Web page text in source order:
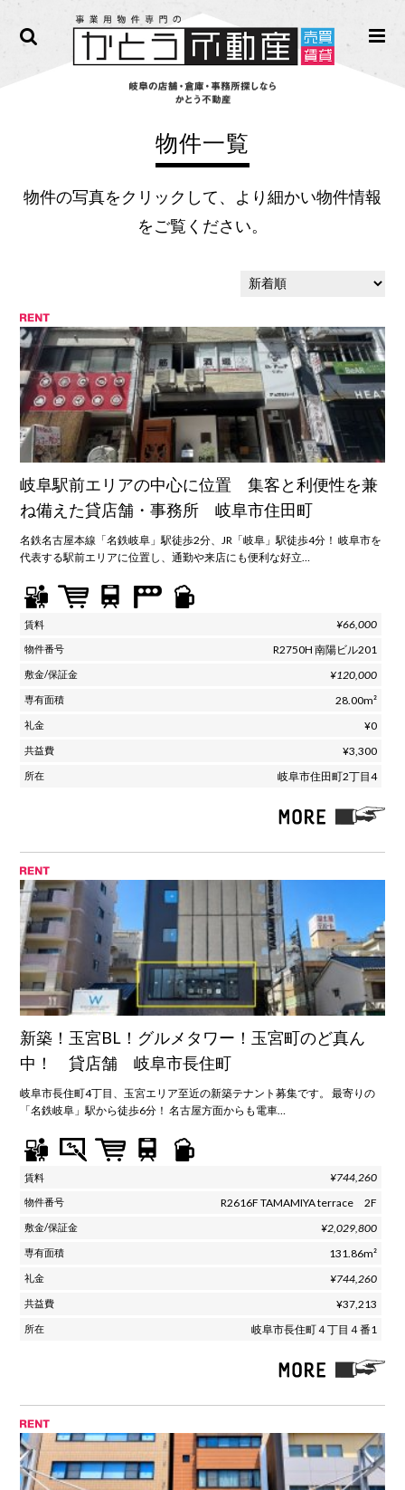
物件一覧
物件の写真をクリックして、より細かい物件情報
をご覧ください。
岐阜駅前エリアの中心に位置 集客と利便性を兼
ね備えた貸店舗・事務所 岐阜市住田町
名鉄名古屋本線「名鉄岐阜」駅徒歩2分、JR「岐阜」駅徒歩4分！ 岐阜市を
代表する駅前エリアに位置し、通勤や来店にも便利な好立…
¥66,000
R2750H 南陽ビル201
¥120,000
28.00m²
¥0
¥3,300
岐阜市住田町2丁目4
新築！玉宮BL！グルメタワー！玉宮町のど真ん
中！ 貸店舗 岐阜市長住町
岐阜市長住町4丁目、玉宮エリア至近の新築テナント募集です。 最寄りの
「名鉄岐阜」駅から徒歩6分！ 名古屋方面からも電車…
¥744,260
R2616F TAMAMIYA terrace 2F
¥2,029,800
131.86m²
¥744,260
¥37,213
岐阜市長住町４丁目４番1